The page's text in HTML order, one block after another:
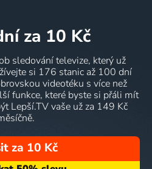
za 10 Kč
sledování televize, který už
si 176 stanic až 100 dní
videotéku s více než
funkce, které byste si přáli mít
Lepší.TV vaše už za 149 Kč
za 10 Kč